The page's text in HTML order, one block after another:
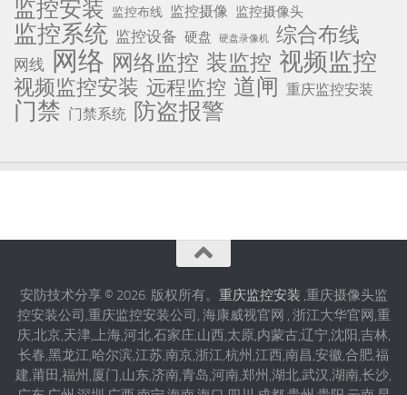
监控安装 监控布线 监控摄像 监控摄像头
监控系统 监控设备 硬盘 硬盘录像机 综合布线
网线 网络 网络监控 装监控 视频监控
视频监控安装 远程监控 道闸 重庆监控安装
门禁 门禁系统 防盗报警
安防技术分享 © 2026. 版权所有。 重庆监控安装 ,重庆摄像头监
控安装公司,重庆监控安装公司, 海康威视官网 , 浙江大华官网,重
庆,北京,天津,上海,河北,石家庄,山西,太原,内蒙古,辽宁,沈阳,吉林,
长春,黑龙江,哈尔滨,江苏,南京,浙江,杭州,江西,南昌,安徽,合肥,福
建,莆田,福州,厦门,山东,济南,青岛,河南,郑州,湖北,武汉,湖南,长沙,